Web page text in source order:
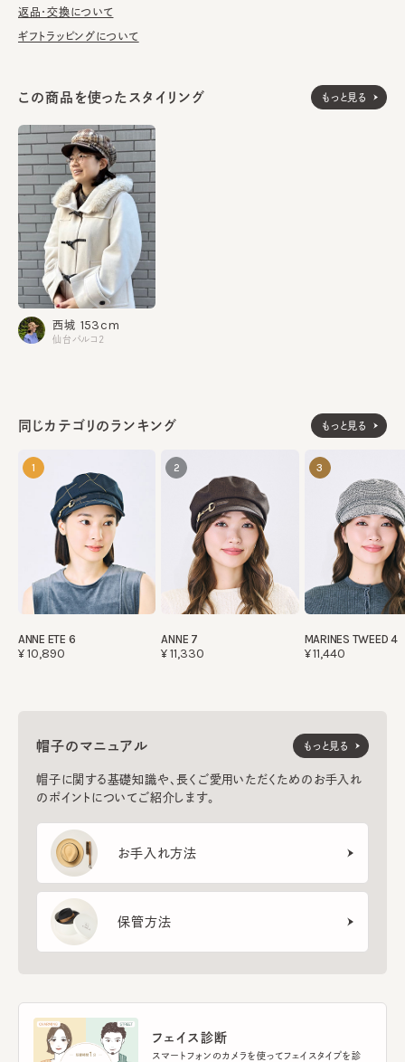
洗濯不可。汚れにつきましては、消臭・抗菌用のスプレーや、帽子
まっすぐ引き出してください。逆向きに引っ張るとスベリを破損する
可能性がございます。）
※柄の出方は個体差があります。
素材
本体：アクリル35% ポリエステル31% ウール21% アルパ
カ10% レーヨン1% ナイロン1% 綿1%
つば部分：人工皮革
裏地：綿100%
生産国 made in JAPAN
返品・交換について
ギフトラッピングについて
同じカテゴリのランキング もっと見る
1
ANNE ETE 6
¥10,890
2
ANNE 7
¥11,330
3
MARINES TWEED 4
¥11,440
帽子のマニュアル
帽子に関する基礎知識や、長くご愛用いただくためのお手入れ
のポイントについてご紹介します。
お手入れ方法
保管方法
もっと見る
フェイス診断
スマートフォンのカメラを使ってフェイスタイプを診
この商品を使ったスタイリング もっと見る
西城 153cm
仙台パルコ2